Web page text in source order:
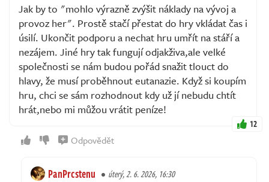
Jak by to "mohlo výrazně zvýšit náklady na vývoj a
provoz her". Prostě stačí přestat do hry vkládat čas i
úsilí. Ukončit podporu a nechat hru umřít na stáří a
nezájem. Jiné hry tak fungují odjakživa,ale velké
společnosti se nám budou pořád snažit tlouct do
hlavy, že musí proběhnout eutanazie. Když si koupím
hru, chci se sám rozhodnout kdy už jí nebudu chtít
hrát,nebo mi můžou vrátit peníze!
12
Odpovědět
PanPrcstenu úterý, 2. 6. 2026, 16:30